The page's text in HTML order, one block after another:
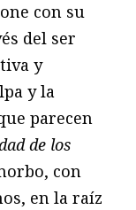
con su
del ser
y
y la
parecen
de los
con
en la raíz